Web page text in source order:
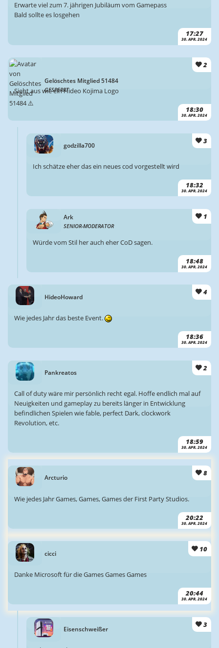
17:27
30. APR. 2024
Erwarte viel zum 7. jährigen Jubiläum vom Gamepass
Bald sollte es losgehen
Gelöschtes Mitglied 51484
GESPERRT
2
18:30
30. APR. 2024
Sieht aus wie ein Hideo Kojima Logo
godzilla700
3
18:32
30. APR. 2024
Ich schätze eher das ein neues cod vorgestellt wird
Ark
SENIOR-MODERATOR
1
18:48
30. APR. 2024
Würde vom Stil her auch eher CoD sagen.
HideoHoward
4
18:36
30. APR. 2024
Wie jedes Jahr das beste Event.
Pankreatos
2
18:59
30. APR. 2024
Call of duty wäre mir persönlich recht egal. Hoffe endlich mal auf
Neuigkeiten und gameplay zu bereits länger in Entwicklung
befindlichen Spielen wie fable, perfect Dark, clockwork
Revolution, etc.
Arcturio
8
20:22
30. APR. 2024
Wie jedes Jahr Games, Games, Games der First Party Studios.
cicci
10
20:44
30. APR. 2024
Danke Microsoft für die Games Games Games
Eisenschweißer
3